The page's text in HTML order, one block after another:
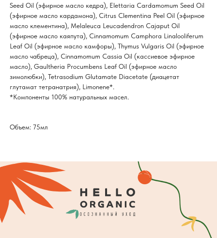
Seed Oil (эфирное масло кедра), Elettaria Cardamomum Seed Oil
(эфирное масло кардамона), Citrus Clementina Peel Oil (эфирное
масло клементина), Melaleuca Leucadendron Cajaput Oil
(эфирное масло каяпута), Cinnamomum Camphora Linalooliferum
Leaf Oil (эфирное масло камфоры), Thymus Vulgaris Oil (эфирное
масло чабреца), Cinnamomum Cassia Oil (кассиевое эфирное
масло), Gaultheria Procumbens Leaf Oil (эфирное масло
зимолюбки), Tetrasodium Glutamate Diacetate (диацетат
глутамат тетранатрия), Limonene*.
*Компоненты 100% натуральных масел.
Объем: 75мл